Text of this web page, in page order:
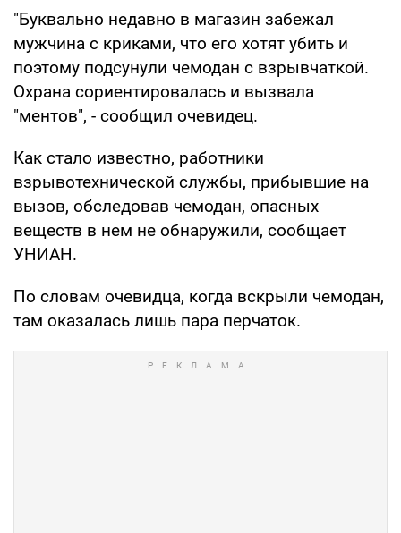
"Буквально недавно в магазин забежал
мужчина с криками, что его хотят убить и
поэтому подсунули чемодан с взрывчаткой.
Охрана сориентировалась и вызвала
"ментов", - сообщил очевидец.
Как стало известно, работники
взрывотехнической службы, прибывшие на
вызов, обследовав чемодан, опасных
веществ в нем не обнаружили, сообщает
УНИАН.
По словам очевидца, когда вскрыли чемодан,
там оказалась лишь пара перчаток.